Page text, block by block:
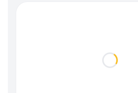
Loading...